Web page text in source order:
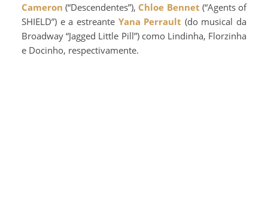
Cameron (“Descendentes”), Chloe Bennet (“Agents of
SHIELD”) e a estreante Yana Perrault (do musical da
Broadway “Jagged Little Pill”) como Lindinha, Florzinha
e Docinho, respectivamente.